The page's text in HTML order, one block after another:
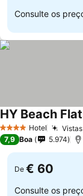
Consulte os
4 EstrelasHotel
HY Beach
7,9 Boa 5.974
De € 60
Consulte os